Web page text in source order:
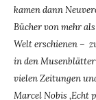
kamen dann
Bücher von mehr
Welt erschienen –
in den
vielen Zeitungen
Marcel Nobis ‚Echt